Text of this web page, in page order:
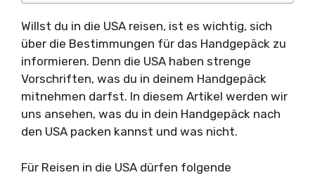
Willst du in die USA reisen, ist es wichtig, sich
über die Bestimmungen für das Handgepäck zu
informieren. Denn die USA haben strenge
Vorschriften, was du in deinem Handgepäck
mitnehmen darfst. In diesem Artikel werden wir
uns ansehen, was du in dein Handgepäck nach
den USA packen kannst und was nicht.
Für Reisen in die USA dürfen folgende